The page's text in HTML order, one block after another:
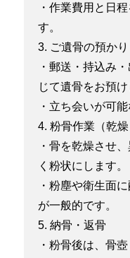
・作業費用と日
す。
3. ご遺骨の預か
・郵送・持込み
じて遺骨をお預け
・立ち会いが可
4. 粉骨作業（乾
・骨を乾燥させ
く粉状にします。
・粉塵や衛生面
が一般的です。
5. 納骨・返骨
・粉骨後は、骨